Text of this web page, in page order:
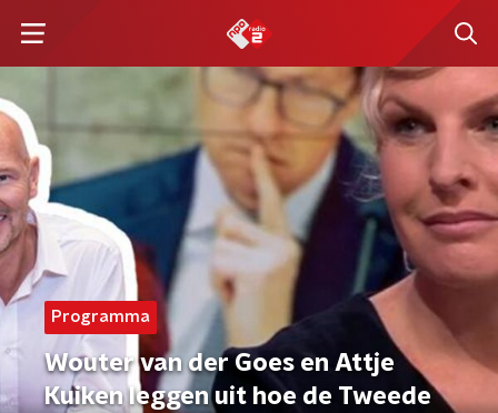
Programma
Wouter van der Goes en Attje
Kuiken leggen uit hoe de Tweede